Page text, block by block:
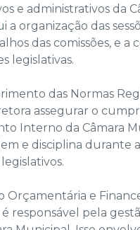
e administrativos da
a organização das
das comissões, e a
legislativas.
das Normas
assegurar o
Interno da Câmara
e disciplina durante
Orçamentária e
é responsável pela